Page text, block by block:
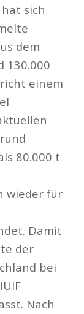
sich
dem
130.000
einem
80.000 t
wieder für
Damit
der
bei
Nach